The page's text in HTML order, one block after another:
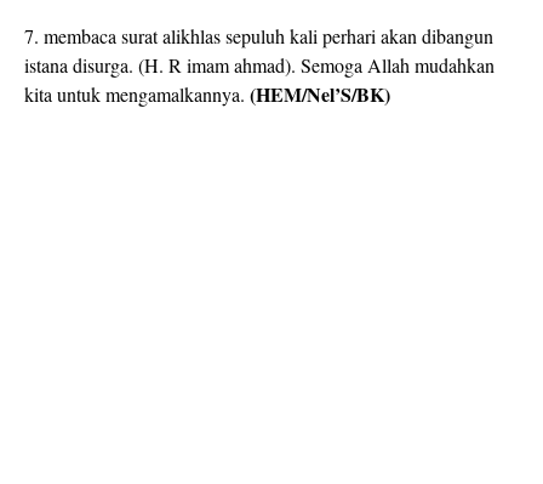
7. membaca surat alikhlas sepuluh kali perhari akan dibangun
istana disurga. (H. R imam ahmad). Semoga Allah mudahkan
kita untuk mengamalkannya. (HEM/Nel’S/BK)